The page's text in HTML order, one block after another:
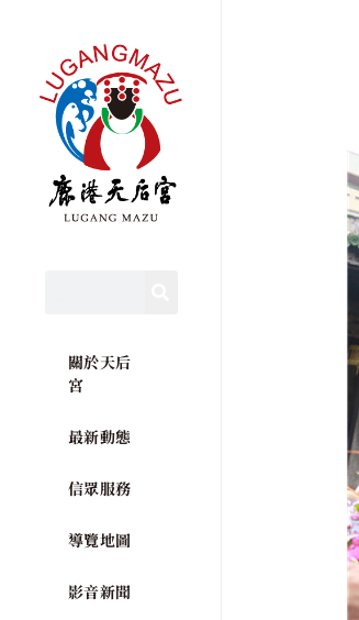
關於天后
宮
最新動態
信眾服務
導覽地圖
影音新聞